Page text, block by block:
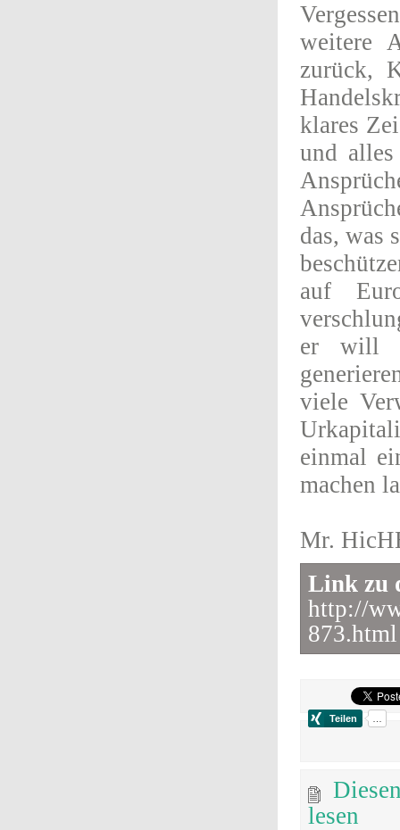
weitere
zurück,
klares
und
das, was
auf
er will
viele
einmal
machen
Mr.
Link zu
http://
873.html
lesen